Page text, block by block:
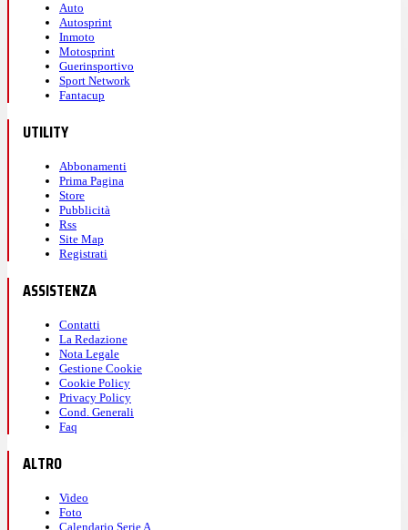
Auto
Autosprint
Inmoto
Motosprint
Guerinsportivo
Sport Network
Fantacup
UTILITY
Abbonamenti
Prima Pagina
Store
Pubblicità
Rss
Site Map
Registrati
ASSISTENZA
Contatti
La Redazione
Nota Legale
Gestione Cookie
Cookie Policy
Privacy Policy
Cond. Generali
Faq
ALTRO
Video
Foto
Calendario Serie A